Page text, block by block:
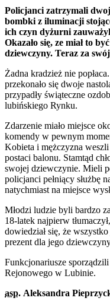
Policjanci zatrzymali
bombki z iluminacji
ich czyn dyżurni
Okazało się, ze miał to
dziewczyny. Teraz za
Żadna kradzież nie
przekonało się dwoje
przypadły świąteczne
lubińskiego Rynku.
Zdarzenie miało miejsce
komendy w pewnym
Kobieta i mężczyzna
postaci balonu. Stamtąd
swojej dziewczynie. Mieli
policjanci pełniący służbę
natychmiast na miejsce
Młodzi ludzie byli bardzo
18-latek najpierw
dowiedział się, że
prezent dla jego
Funkcjonariusze
Rejonowego w Lubinie.
asp. Aleksandra